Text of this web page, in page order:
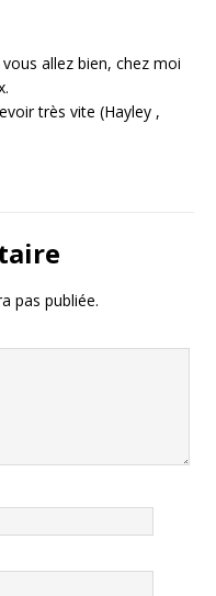
allez bien, chez moi
très vite (Hayley ,
pas publiée.